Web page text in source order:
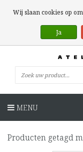
MENU
Producten getagd
Wij slaan cookies op
Ja